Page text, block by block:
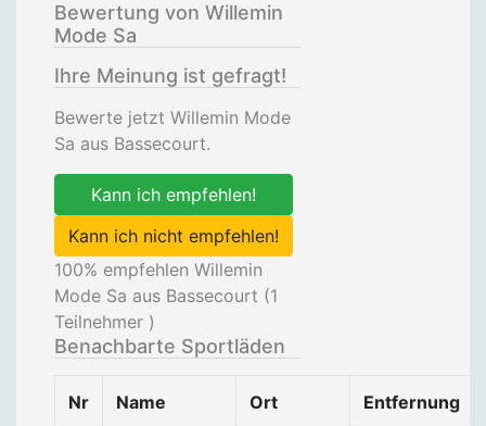
Bewertung von Willemin
Mode Sa
Ihre Meinung ist gefragt!
Bewerte jetzt Willemin Mode
Sa aus Bassecourt.
Kann ich empfehlen!
Kann ich nicht empfehlen!
100% empfehlen Willemin
Mode Sa aus Bassecourt (1
Teilnehmer )
Benachbarte Sportläden
Nr Name Ort Entfernung